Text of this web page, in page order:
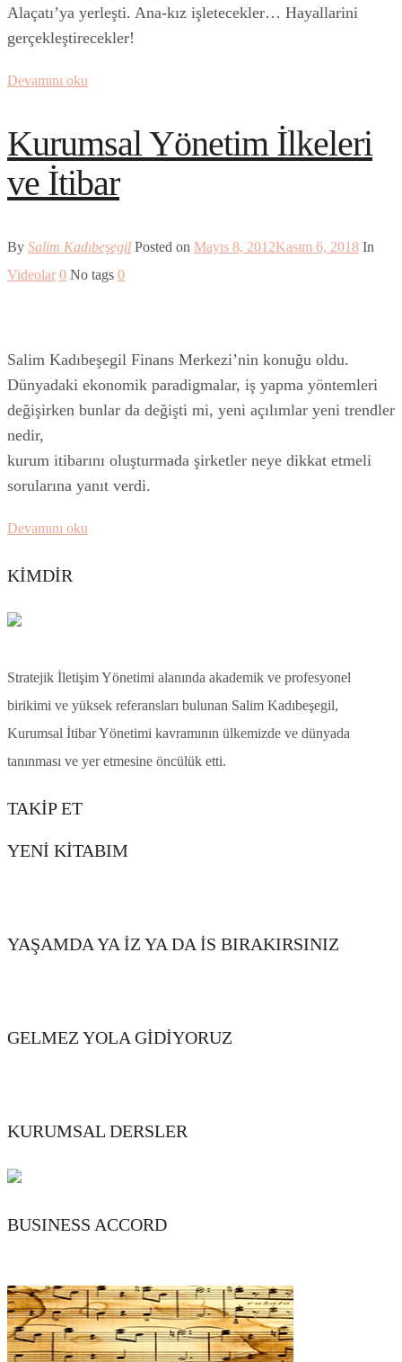
Alaçatı’ya yerleşti. Ana-kız işletecekler… Hayallarini
gerçekleştirecekler!
Devamını oku
Kurumsal Yönetim İlkeleri
ve İtibar
By Salim Kadıbeşegil Posted on Mayıs 8, 2012Kasım 6, 2018 In
Videolar 0 No tags 0
Salim Kadıbeşegil Finans Merkezi’nin konuğu oldu.
Dünyadaki ekonomik paradigmalar, iş yapma yöntemleri
değişirken bunlar da değişti mi, yeni açılımlar yeni trendler
nedir,
kurum itibarını oluşturmada şirketler neye dikkat etmeli
sorularına yanıt verdi.
Devamını oku
KİMDİR
Stratejik İletişim Yönetimi alanında akademik ve profesyonel
birikimi ve yüksek referansları bulunan Salim Kadıbeşegil,
Kurumsal İtibar Yönetimi kavramının ülkemizde ve dünyada
tanınması ve yer etmesine öncülük etti.
TAKIP ET
YENİ KİTABIM
YAŞAMDA YA İZ YA DA İS BIRAKIRSINIZ
GELMEZ YOLA GİDİYORUZ
KURUMSAL DERSLER
BUSINESS ACCORD